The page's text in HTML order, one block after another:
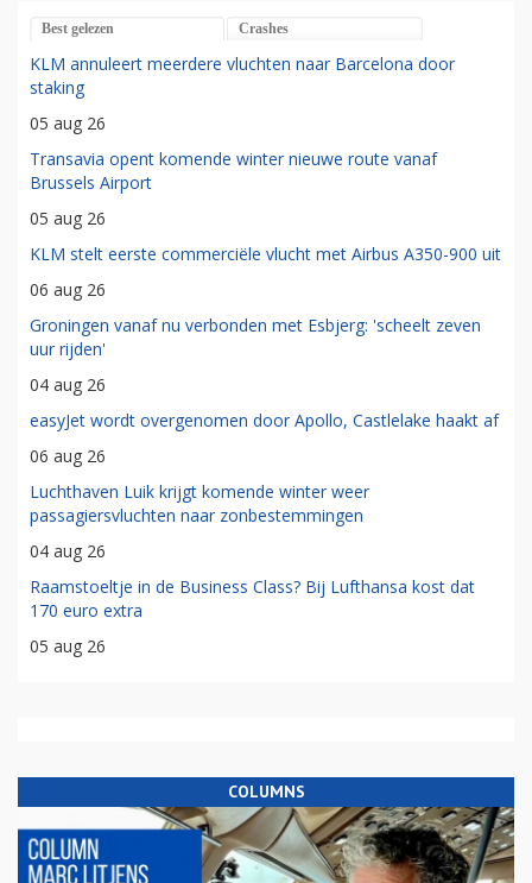
Best gelezen Crashes
KLM annuleert meerdere vluchten naar Barcelona door
staking
05 aug 26
Transavia opent komende winter nieuwe route vanaf
Brussels Airport
05 aug 26
KLM stelt eerste commerciële vlucht met Airbus A350-900 uit
06 aug 26
Groningen vanaf nu verbonden met Esbjerg: 'scheelt zeven
uur rijden'
04 aug 26
easyJet wordt overgenomen door Apollo, Castlelake haakt af
06 aug 26
Luchthaven Luik krijgt komende winter weer
passagiersvluchten naar zonbestemmingen
04 aug 26
Raamstoeltje in de Business Class? Bij Lufthansa kost dat
170 euro extra
05 aug 26
COLUMNS